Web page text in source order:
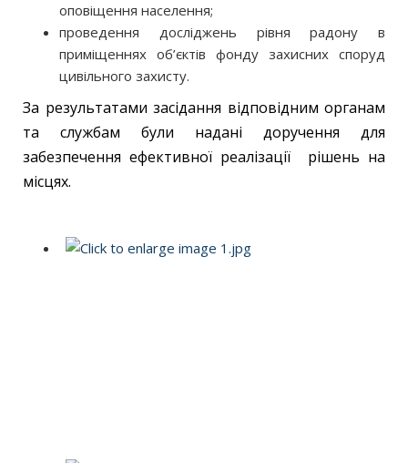
оповіщення населення;
проведення досліджень рівня радону в
приміщеннях об’єктів фонду захисних споруд
цивільного захисту.
За результатами засідання відповідним органам
та службам були надані доручення для
забезпечення ефективної реалізації рішень на
місцях.